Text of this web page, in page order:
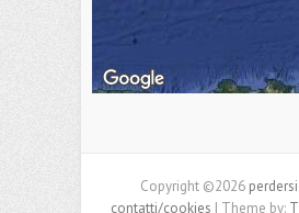
Copyright ©2026
contatti/cookies | Theme by: